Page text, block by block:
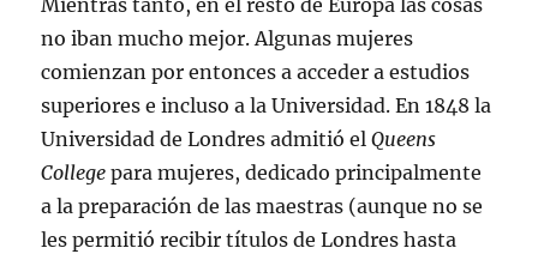
Mientras tanto, en el resto de Europa las cosas
no iban mucho mejor. Algunas mujeres
comienzan por entonces a acceder a estudios
superiores e incluso a la Universidad. En 1848 la
Universidad de Londres admitió elQueens
Collegepara mujeres, dedicado principalmente
a la preparación de las maestras (aunque no se
les permitió recibir títulos de Londres hasta